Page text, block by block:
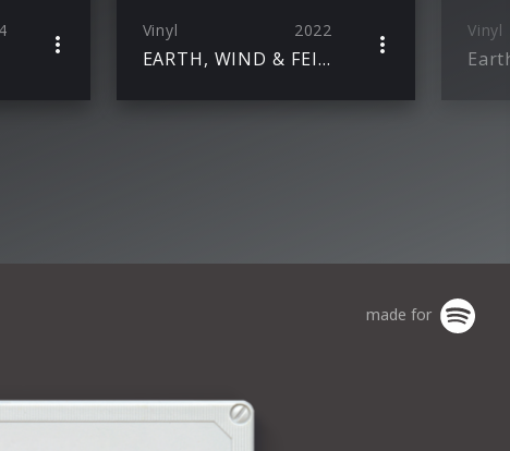
Vinyl 2022
EARTH, WIND & FEIERN – LIVE AUS DEM HAMBURGER HAFEN
Vinyl